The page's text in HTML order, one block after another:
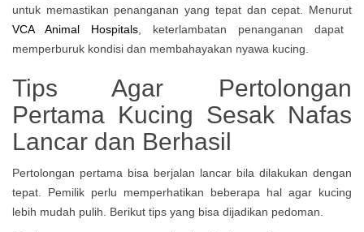
untuk memastikan penanganan yang tepat dan cepat. Menurut
VCA Animal Hospitals, keterlambatan penanganan dapat
memperburuk kondisi dan membahayakan nyawa kucing.
Tips Agar Pertolongan
Pertama Kucing Sesak Nafas
Lancar dan Berhasil
Pertolongan pertama bisa berjalan lancar bila dilakukan dengan
tepat. Pemilik perlu memperhatikan beberapa hal agar kucing
lebih mudah pulih. Berikut tips yang bisa dijadikan pedoman.